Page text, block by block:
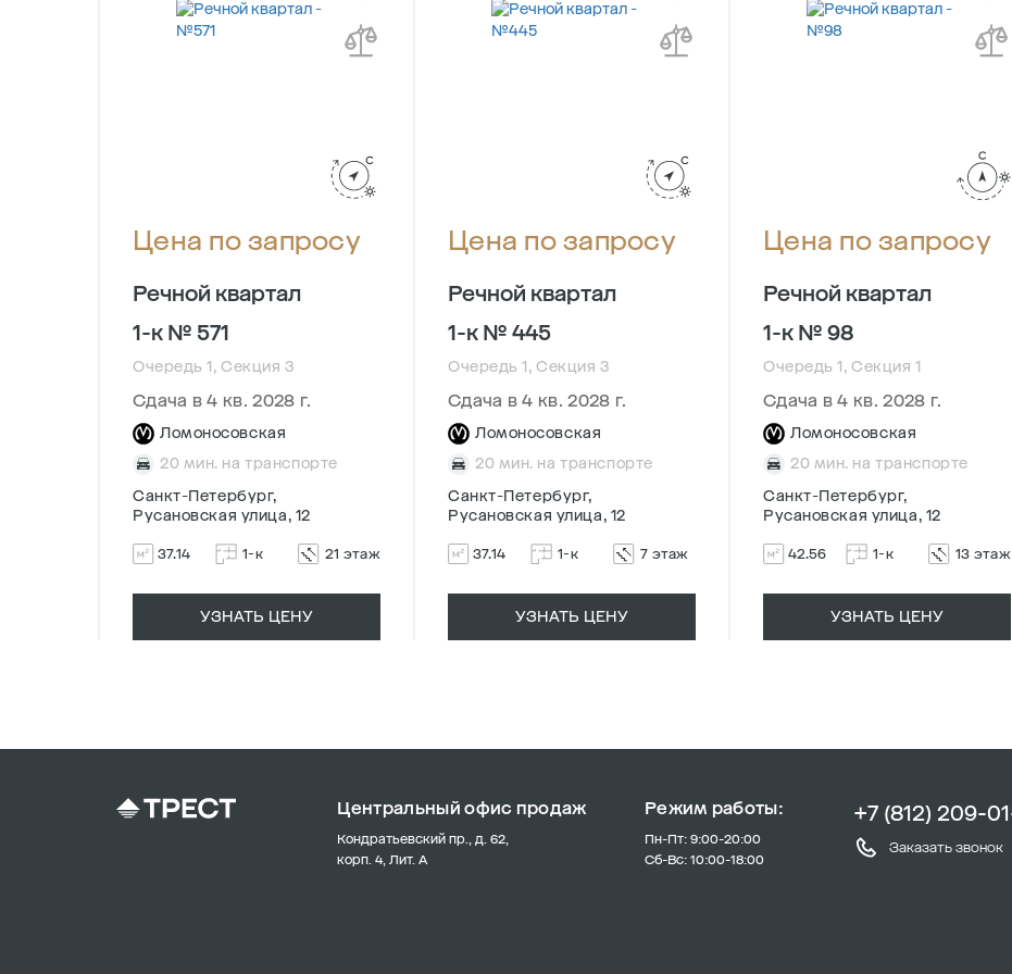
Цена по запросу
Речной квартал
1-к № 571
Очередь 1, Секция 3
Сдача в 4 кв. 2028 г.
Ломоносовская
20 мин. на транспорте
Санкт-Петербург,
Русановская улица, 12
37.14 1-к 21 этаж
УЗНАТЬ ЦЕНУ
Цена по запросу
Речной квартал
1-к № 445
Очередь 1, Секция 3
Сдача в 4 кв. 2028 г.
Ломоносовская
20 мин. на транспорте
Санкт-Петербург,
Русановская улица, 12
37.14 1-к 7 этаж
УЗНАТЬ ЦЕНУ
Цена по запросу
Речной квартал
1-к № 98
Очередь 1, Секция 1
Сдача в 4 кв. 2028 г.
Ломоносовская
20 мин. на транспорте
Санкт-Петербург,
Русановская улица, 12
42.56 1-к 13 этаж
УЗНАТЬ ЦЕНУ
Центральный офис продаж
Кондратьевский пр., д. 62,
корп. 4, Лит. А
Режим работы:
Пн-Пт: 9:00-20:00
Сб-Вс: 10:00-18:00
+7 (812) 209-
Заказать звонок